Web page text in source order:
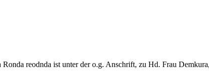
reodnda ist unter der o.g. Anschrift, zu Hd. Frau